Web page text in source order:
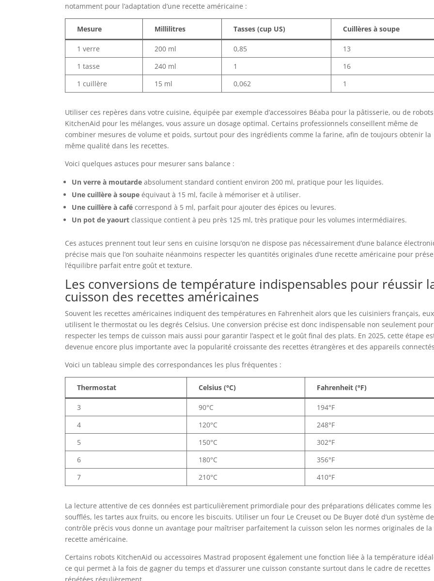
notamment pour l’adaptation d’une recette américaine :
Mesure Millilitres Tasses (cup US) Cuillères à soupe
1 verre 200 ml 0,85
13
1 tasse
240 ml 1
16
1 cuillère
15 ml 0,062 1
Utiliser ces repères dans votre cuisine, équipée par exemple d’accessoires Béaba pour la pâtisserie, ou de robots
KitchenAid pour les mélanges, vous assure un dosage optimal. Certains professionnels conseillent même de
combiner mesures de volume et poids, surtout pour des ingrédients comme la farine, afin de toujours obtenir la
même qualité dans les recettes.
Voici quelques astuces pour mesurer sans balance :
Un verre à moutarde absolument standard contient environ 200 ml, pratique pour les liquides.
Une cuillère à soupe équivaut à 15 ml, facile à mémoriser et à utiliser.
Une cuillère à café correspond à 5 ml, parfait pour ajouter des épices ou levures.
Un pot de yaourt classique contient à peu près 125 ml, très pratique pour les volumes intermédiaires.
Ces astuces prennent tout leur sens en cuisine lorsqu’on ne dispose pas nécessairement d’une balance
précise mais que l’on souhaite néanmoins respecter les quantités originales d’une recette américaine pour
l’équilibre parfait entre goût et texture.
Les conversions de température indispensables pour réussir
cuisson des recettes américaines
Souvent les recettes américaines indiquent des températures en Fahrenheit alors que les cuisiniers français,
utilisent le thermostat ou les degrés Celsius. Une conversion précise est donc indispensable non seulement pour
respecter les temps de cuisson mais aussi pour garantir l’aspect et le goût final des plats. En 2025, cette étape
devenue encore plus importante avec la popularité croissante des recettes étrangères et des appareils
Voici un tableau simple des correspondances les plus fréquentes :
Thermostat Celsius (°C) Fahrenheit (°F)
3 90°C
194°F
4
120°C
248°F
5
150°C
302°F
6
180°C
356°F
7
210°C 410°F
La lecture attentive de ces données est particulièrement primordiale pour des préparations délicates comme les
soufflés, les tartes aux fruits, ou encore les biscuits. Utiliser un four Le Creuset ou De Buyer doté d’un système de
contrôle précis vous donne un avantage pour maîtriser parfaitement la cuisson selon les normes originales de la
recette américaine.
Certains robots KitchenAid ou accessoires Mastrad proposent également une fonction liée à la température
ce qui permet à la fois de gagner du temps et d’assurer une cuisson constante surtout dans le cadre de recettes